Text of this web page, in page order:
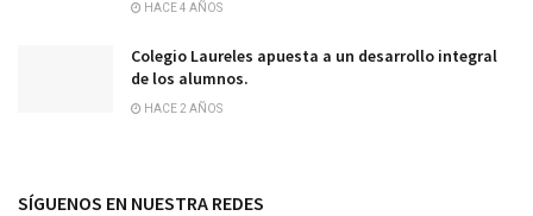
HACE 4 AÑOS
Colegio Laureles apuesta a un desarrollo integral
de los alumnos.
HACE 2 AÑOS
SÍGUENOS EN NUESTRA REDES